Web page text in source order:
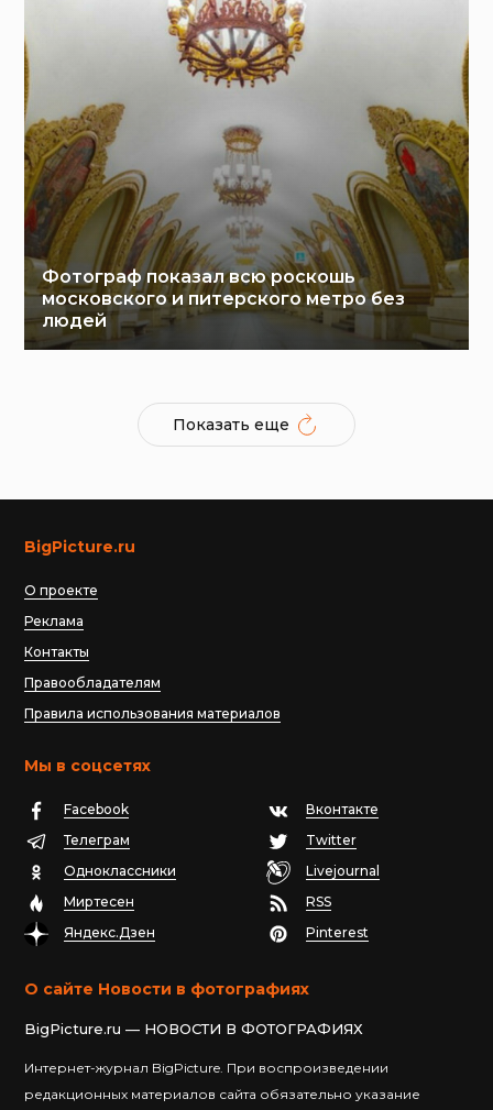
Фотограф показал всю роскошь
московского и питерского метро без
людей
Показать еще
BigPicture.ru
О проекте
Реклама
Контакты
Правообладателям
Правила использования материалов
Мы в соцсетях
Facebook
Вконтакте
Телеграм
Twitter
Одноклассники
Livejournal
Миртесен
RSS
Яндекс.Дзен
Pinterest
О сайте Новости в фотографиях
BigPicture.ru — НОВОСТИ В ФОТОГРАФИЯХ
Интернет-журнал BigPicture. При воспроизведении
редакционных материалов сайта обязательно указание